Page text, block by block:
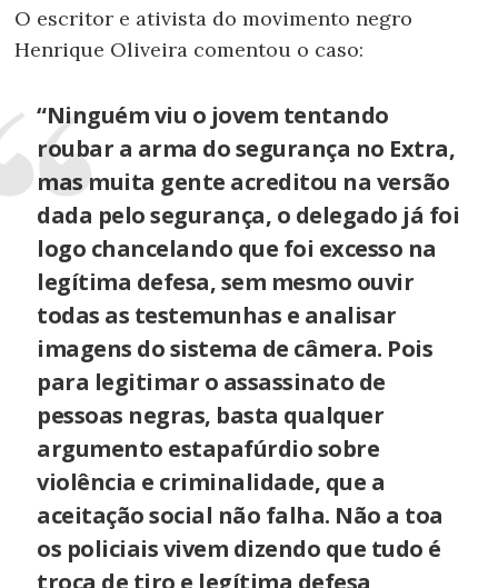
O escritor e ativista do movimento negro
Henrique Oliveira comentou o caso:
“Ninguém viu o jovem tentando
roubar a arma do segurança no Extra,
mas muita gente acreditou na versão
dada pelo segurança, o delegado já foi
logo chancelando que foi excesso na
legítima defesa, sem mesmo ouvir
todas as testemunhas e analisar
imagens do sistema de câmera. Pois
para legitimar o assassinato de
pessoas negras, basta qualquer
argumento estapafúrdio sobre
violência e criminalidade, que a
aceitação social não falha. Não a toa
os policiais vivem dizendo que tudo é
troca de tiro e legítima defesa,